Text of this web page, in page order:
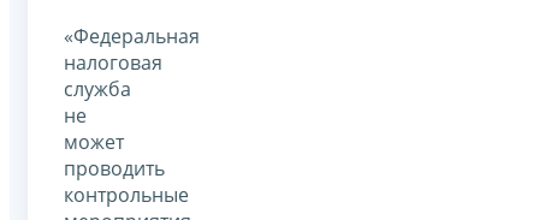
«Федеральная
налоговая
служба
не
может
проводить
контрольные